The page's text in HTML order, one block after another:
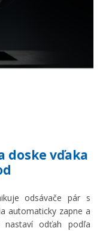
doske vďaka
odsávače pár s
automaticky zapne a
odťah podľa